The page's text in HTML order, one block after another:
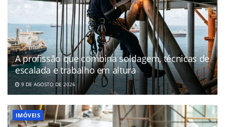
A profissão que combina soldagem, técnicas de
escalada e trabalho em altura
9 DE AGOSTO DE 2026
IMÓVEIS